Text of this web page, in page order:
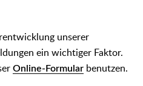
unserer
ein wichtiger Faktor.
Online-Formular benutzen.